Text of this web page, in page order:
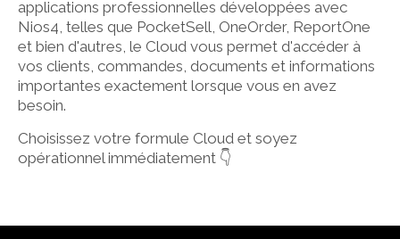
applications professionnelles développées avec
Nios4, telles que PocketSell, OneOrder, ReportOne
et bien d'autres, le Cloud vous permet d'accéder à
vos clients, commandes, documents et informations
importantes exactement lorsque vous en avez
besoin.
Choisissez votre formule Cloud et soyez
opérationnel immédiatement 👇